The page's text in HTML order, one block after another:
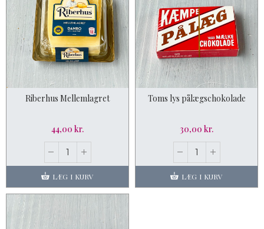
Riberhus Mellemlagret
44,00 kr.
LÆG I KURV
Toms lys pålægschokolade
30,00 kr.
LÆG I KURV